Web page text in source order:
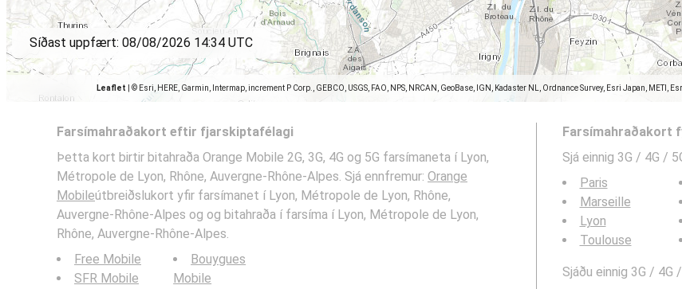
Leaflet © Esri, HERE, Garmin, Intermap, increment P Corp., GEBCO, USGS, FAO, NPS, NRCAN, GeoBase, IGN, Kadaster NL, Ordnance Survey, Esri Japan,
Síðast uppfært: 08/08/2026 14:34 UTC
Farsímahraðakort eftir fjarskiptafélagi
Þetta kort birtir bitahraða Orange Mobile 2G, 3G, 4G og 5G farsímaneta í Lyon,
Métropole de Lyon, Rhône, Auvergne-Rhône-Alpes. Sjá ennfremur: Orange
Mobileútbreiðslukort yfir farsímanet í Lyon, Métropole de Lyon, Rhône,
Auvergne-Rhône-Alpes og og bitahraða í farsíma í Lyon, Métropole de Lyon,
Rhône, Auvergne-Rhône-Alpes.
Free Mobile
SFR Mobile
Bouygues
Mobile
Farsímahraðakort
Sjá einnig 3G / 4G /
Paris
Marseille
Lyon
Toulouse
Sjáðu einnig 3G / 4G